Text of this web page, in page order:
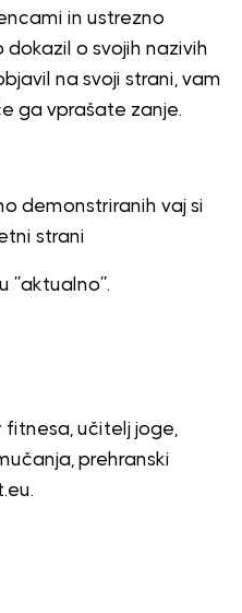
in ustrezno
o svojih nazivih
na svoji strani, vam
ga vprašate zanje.
demonstriranih vaj si
strani
”aktualno”.
učitelj joge,
prehranski